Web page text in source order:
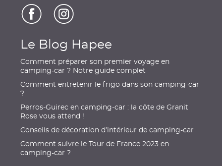
Le Blog Hapee
Comment préparer son premier voyage en
camping-car ? Notre guide complet
Comment entretenir le frigo dans son camping-car
?
Perros-Guirec en camping-car : la côte de Granit
Rose vous attend !
Conseils de décoration d’intérieur de camping-car
Comment suivre le Tour de France 2023 en
camping-car ?